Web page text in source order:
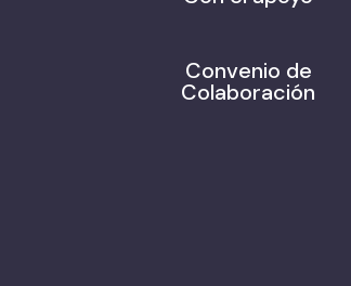
Convenio de
Colaboración